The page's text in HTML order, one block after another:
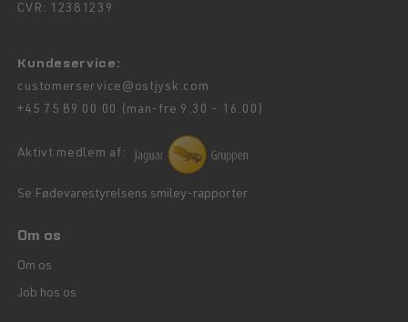
CVR: 12381239
Kundeservice:
customerservice@ostjysk.com
+45 75 89 00 00 (man-fre 9.30 - 16.00)
Aktivt medlem af:
Se Fødevarestyrelsens smiley-rapporter
Om os
Om os
Job hos os